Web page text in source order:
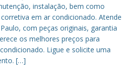
instalação, bem como
em ar condicionado. Atende
com peças originais, garantia
os melhores preços para
Ligue e solicite uma
[…]